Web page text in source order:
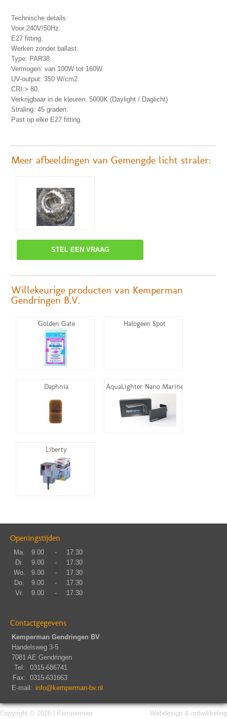
Technische details:
Voor 240V/50Hz.
E27 fitting.
Werken zonder ballast.
Type: PAR38.
Vermogen: van 100W tot 160W.
UV-output: 350 W/cm2.
CRI:> 80.
Verkrijgbaar in de kleuren: 5000K (Daylight / Daglicht)
Straling: 45 graden.
Past op elke E27 fitting.
Meer afbeeldingen van Gemengde licht straler:
STEL EEN VRAAG
Willekeurige producten van Kemperman
Gendringen B.V.
Golden Gate Halogeen Spot
Daphnia AquaLighter Nano Marine
Liberty
Openingstijden
Ma. 9.00 -
17.30
Di.
9.00 -
17.30
Wo.
9.00 -
17.30
Do.
9.00 -
17.30
Vr.
9.00 - 17.30
Contactgegevens
Kemperman Gendringen BV
Handelsweg 3-5
7081 AE Gendringen
Tel:
0315-686741
Fax: 0315-631663
E-mail: info@kemperman-bv.nl
Copyright © 2026 | Kemperman Webdesign & ontwikkeling